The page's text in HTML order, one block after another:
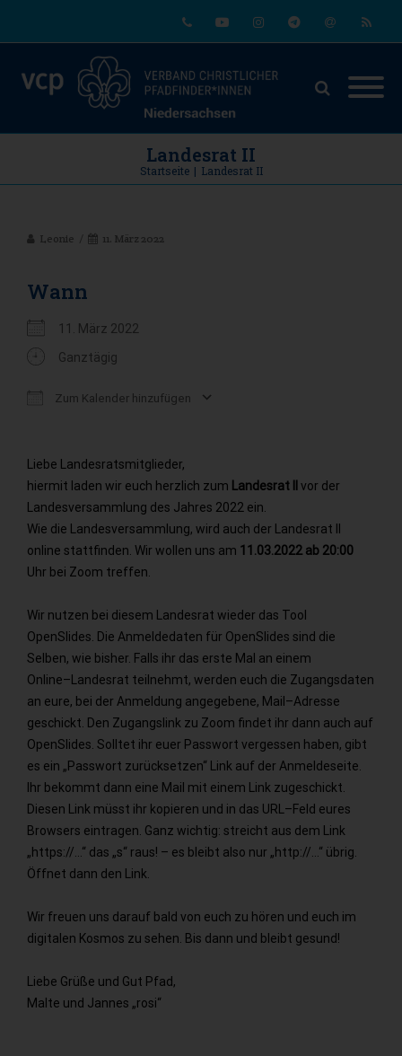
Landesrat II
Startseite | Landesrat II
Leonie 11. März 2022
Wann
11. März 2022
Ganztägig
Zum Kalender hinzufügen
Liebe
Landesratsmitglieder,
hiermit laden wir euch herzlich zum Landesrat vor der
Landesversammlung des Jahres 2022 ein
Wie die Landesversammlung, wird auch der Landesrat II
online stattfinden. Wir wollen uns am 11.03.2022 ab 20:00
Uhr bei Zoom treffen.
Wir nutzen bei diesem Landesrat wieder das Tool
OpenSlides. Die Anmeldedaten für OpenSlides sind die
Selben, wie bisher. Falls ihr das erste Mal an einem
Online– Landesrat teilnehmt, werden euch die Zugangsdaten
an eure, bei der Anmeldung angegebene, Mail –Adresse
geschickt. Den Zugangslink zu Zoom findet ihr dann auch auf
OpenSlides. Solltet ihr euer Passwort vergessen haben, gibt
es ein „Passwort zurücksetzen“ Link auf der Anmeldeseite.
Ihr bekommt dann eine Mail mit einem Link zugeschickt.
Diesen
Link müsst ihr kopieren und in das URL –Feld eures
Browsers eintragen. Ganz wichtig: streicht aus dem
Link
„https://…“ das „s“ raus! – es bleibt also nur „http://…“ übrig.
Öffnet dann den Link.
Wir freuen uns darauf bald von euch zu hören und euch im
digitalen Kosmos zu sehen. Bis dann und bleibt gesund!
Liebe Grüße und Gut Pfad,
Malte und Jannes „rosi“